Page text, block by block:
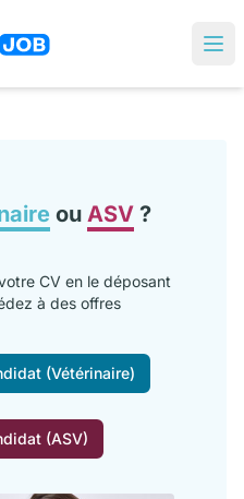
ou ASV ?
CV en le déposant
à des offres
(Vétérinaire)
(ASV)